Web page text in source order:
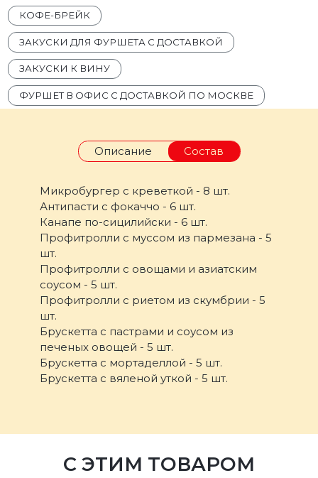
КОФЕ-БРЕЙК
ЗАКУСКИ ДЛЯ ФУРШЕТА С ДОСТАВКОЙ
ЗАКУСКИ К ВИНУ
ФУРШЕТ В ОФИС С ДОСТАВКОЙ ПО МОСКВЕ
Описание Состав
Микробургер с креветкой - 8 шт.
Антипасти с фокаччо - 6 шт.
Канапе по-сицилийски - 6 шт.
Профитролли с муссом из пармезана - 5
шт.
Профитролли с овощами и азиатским
соусом - 5 шт.
Профитролли с риетом из скумбрии - 5
шт.
Брускетта с пастрами и соусом из
печеных овощей - 5 шт.
Брускетта с мортаделлой - 5 шт.
Брускетта с вяленой уткой - 5 шт.
С ЭТИМ ТОВАРОМ